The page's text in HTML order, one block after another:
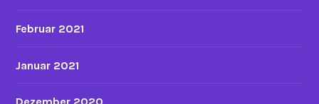
Februar 2021
Januar 2021